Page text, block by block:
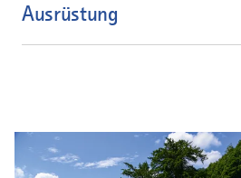
Ausrüstung